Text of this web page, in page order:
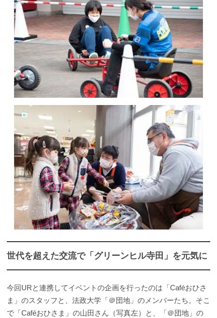
世代を超えた交流で「グリーンヒル寺田」を元気に
今回URと連携してイベントの企画を行ったのは「Caféおひさ
ま」のスタッフと、法政大学「＠団地」のメンバーたち。そこ
で「Caféおひさま」の山田さん（写真左）と、「＠団地」の